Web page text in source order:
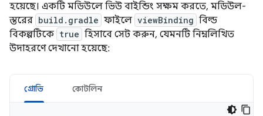
হয়েছে। একটি মডিউলে ভিউ বাইন্ডিং সক্ষম করতে, মডিউল-
স্তরের build.gradle ফাইলে viewBinding বিল্ড
বিকল্পটিকে true হিসাবে সেট করুন, যেমনটি নিম্নলিখিত
উদাহরণে দেখানো হয়েছে:
গ্রোভি কোটলিন